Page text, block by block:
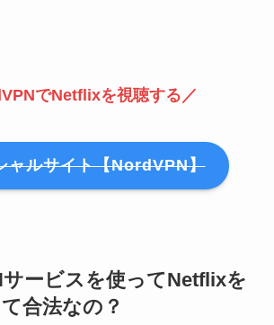
でNetflixを視聴する／
ャルサイト【NordVPN】
ービスを使ってNetflixを
合法なの？